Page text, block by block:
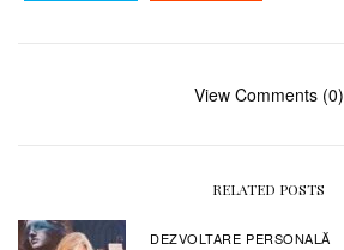
View Comments (0)
RELATED POSTS
DEZVOLTARE PERSONALĂ